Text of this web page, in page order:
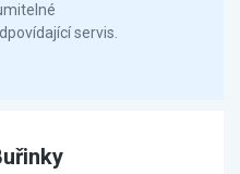
servis.